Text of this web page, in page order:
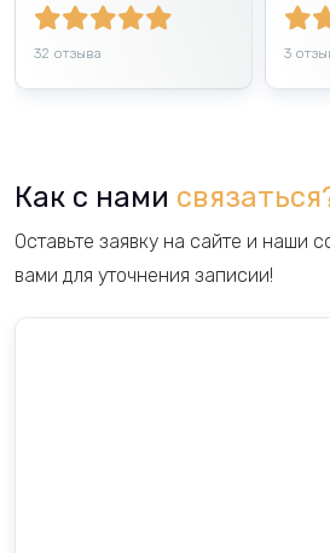
32 отзыва 3
Как с нами
Оставьте заявку на сайте и наши
вами для уточнения записии!